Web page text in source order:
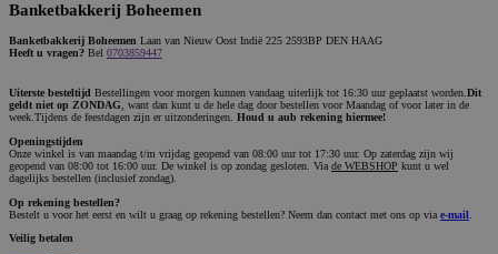
Banketbakkerij Boheemen
Banketbakkerij Boheemen Laan van Nieuw Oost Indië 225 2593BP DEN HAAG
Heeft u vragen? Bel 0703859447
Uiterste besteltijd Bestellingen voor morgen kunnen vandaag uiterlijk tot 16:30 uur geplaatst worden. Dit
geldt niet op ZONDAG , want dan kunt u de hele dag door bestellen voor Maandag of voor later in de
week.Tijdens de feestdagen zijn er uitzonderingen. Houd u aub rekening hiermee!
Openingstijden
Onze winkel is van maandag t/m vrijdag geopend van 08:00 uur tot 17:30 uur. Op zaterdag zijn wij
geopend van 08:00 tot 16:00 uur. De winkel is op zondag gesloten. Via de WEBSHOP kunt u wel
dagelijks bestellen (inclusief zondag).
Op rekening bestellen?
Bestelt u voor het eerst en wilt u graag op rekening bestellen? Neem dan contact met ons op via e-mail
Veilig betalen